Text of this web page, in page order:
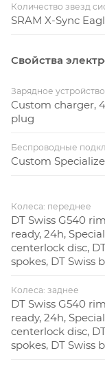
Количество звезд
SRAM X-Sync
Свойства
Зарядное устройство
Custom charger,
plug
Беспроводные
Custom
Колеса: переднее
DT Swiss G540
ready, 24h,
centerlock disc,
spokes, DT Swiss
Колеса: заднее
DT Swiss G540
ready, 24h,
centerlock disc,
spokes, DT Swiss